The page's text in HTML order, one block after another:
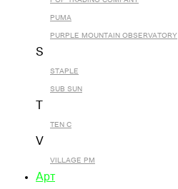
PUMA
PURPLE MOUNTAIN OBSERVATORY
S
STAPLE
SUB SUN
TEN C
V
VILLAGE PM
Арт